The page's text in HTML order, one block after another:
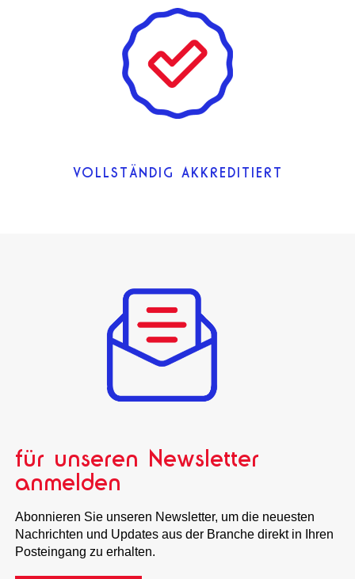
VOLLSTÄNDIG AKKREDITIERT
für unseren Newsletter
anmelden
Abonnieren Sie unseren Newsletter, um die neuesten
Nachrichten und Updates aus der Branche direkt in Ihren
Posteingang zu erhalten.